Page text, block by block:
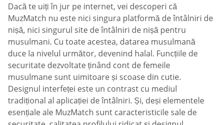
Dacă te uiți în jur pe internet, vei descoperi că
MuzMatch nu este nici singura platformă de întâlniri de
nișă, nici singurul site de întâlniri de nișă pentru
musulmani. Cu toate acestea, datarea musulmană
duce la nivelul următor, devenind halal. Funcțiile de
securitate dezvoltate ținând cont de femeile
musulmane sunt uimitoare și scoase din cutie.
Designul interfeței este un contrast cu mediul
tradițional al aplicației de întâlniri. Și, deși elementele
esențiale ale MuzMatch sunt caracteristicile sale de